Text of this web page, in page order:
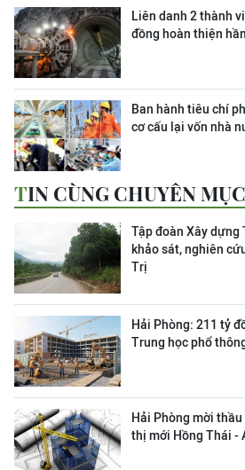
Liên danh 2 thành
đồng hoàn thiện
Ban hành tiêu chí
cơ cấu lại vốn nhà
TIN CÙNG CHUYÊN MỤC
Tập đoàn Xây dựng
khảo sát, nghiên
Trị
Hải Phòng: 211 tỷ
Trung học phổ
Hải Phòng mời
thị mới Hồng Thái -